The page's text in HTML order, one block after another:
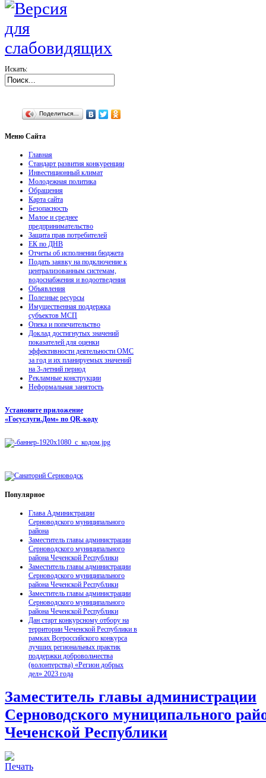
Искать:
Поделиться…
Меню Сайта
Главная
Стандарт развития конкуренции
Инвестиционный климат
Молодежная политика
Обращения
Карта сайта
Безопасность
Малое и среднее
предпринимательство
Защита прав потребителей
ЕК по ДНВ
Отчеты об исполнении бюджета
Подать заявку на подключение к
централизованным системам,
водоснабжения и водоотведения
Объявления
Полезные ресурсы
Имущественная поддержка
субъектов МСП
Опека и попечительство
Доклад достигнутых значений
показателей для оценки
эффективности деятельности ОМС
за год и их планируемых значений
на 3-летний период
Рекламные конструкции
Неформальная занятость
Установите приложение
«Госуслуги.Дом» по QR-коду
Популярное
Глава Администрации
Серноводского муниципального
района
Заместитель главы администрации
Серноводского муниципального
района Чеченской Республики
Заместитель главы администрации
Серноводского муниципального
района Чеченской Республики
Заместитель главы администрации
Серноводского муниципального
района Чеченской Республики
Дан старт конкурсному отбору на
территории Чеченской Республики в
рамках Всероссийского конкурса
лучших региональных практик
поддержки добровольчества
(волонтерства) «Регион добрых
дел» 2023 года
Заместитель главы администрации
Серноводского муниципального
Чеченской Республики